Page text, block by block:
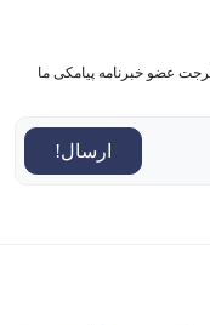
عضو خبرنامه پیامکی ما
ارسال!